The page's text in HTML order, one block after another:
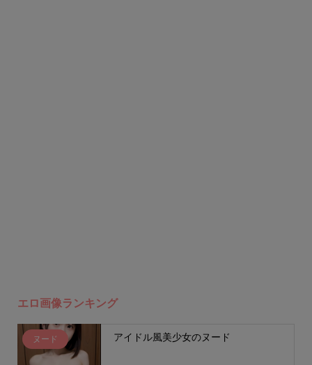
エロ画像ランキング
ヌード アイドル風美少女のヌード